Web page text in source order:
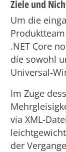
Ziele und
Um die
.NET Core
die sowohl
Universal-
Im Zuge
via XML-
der